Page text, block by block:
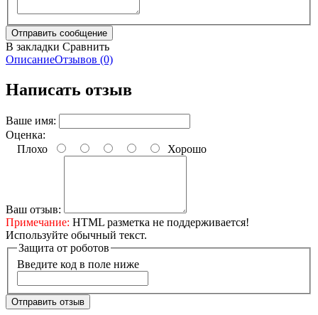
В закладки Сравнить
ОписаниеОтзывов (0)
Написать отзыв
Ваше имя:
Оценка:
Плохо
Хорошо
Ваш отзыв:
Примечание: HTML разметка не поддерживается!
Используйте обычный текст.
Защита от роботов
Введите код в поле ниже
Отправить отзыв